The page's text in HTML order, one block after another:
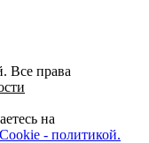
Все права
на
Cookie - политикой.